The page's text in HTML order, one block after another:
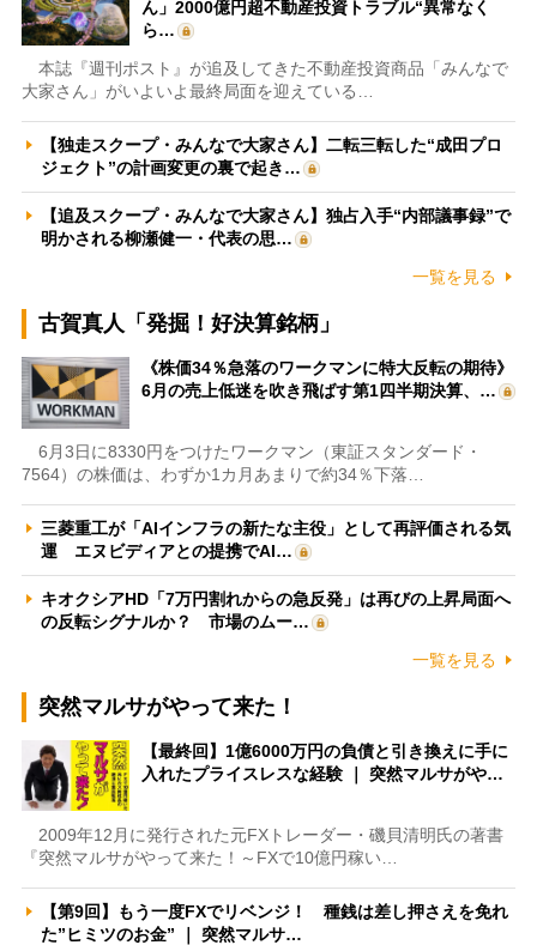
ん」2000億円超不動産投資トラブル“異常なく
ら…
本誌『週刊ポスト』が追及してきた不動産投資商品「みんなで
大家さん」がいよいよ最終局面を迎えている…
【独走スクープ・みんなで大家さん】二転三転した“成田プロ
ジェクト”の計画変更の裏で起き…
【追及スクープ・みんなで大家さん】独占入手“内部議事録”で
明かされる柳瀬健一・代表の思…
一覧を見る
古賀真人「発掘！好決算銘柄」
《株価34％急落のワークマンに特大反転の期待》
6月の売上低迷を吹き飛ばす第1四半期決算、…
6月3日に8330円をつけたワークマン（東証スタンダード・
7564）の株価は、わずか1カ月あまりで約34％下落…
三菱重工が「AIインフラの新たな主役」として再評価される気
運 エヌビディアとの提携でAI…
キオクシアHD「7万円割れからの急反発」は再びの上昇局面へ
の反転シグナルか？ 市場のムー…
一覧を見る
突然マルサがやって来た！
【最終回】1億6000万円の負債と引き換えに手に
入れたプライスレスな経験 ｜ 突然マルサがや…
2009年12月に発行された元FXトレーダー・磯貝清明氏の著書
『突然マルサがやって来た！～FXで10億円稼い…
【第9回】もう一度FXでリベンジ！ 種銭は差し押さえを免れ
た”ヒミツのお金” ｜ 突然マルサ…